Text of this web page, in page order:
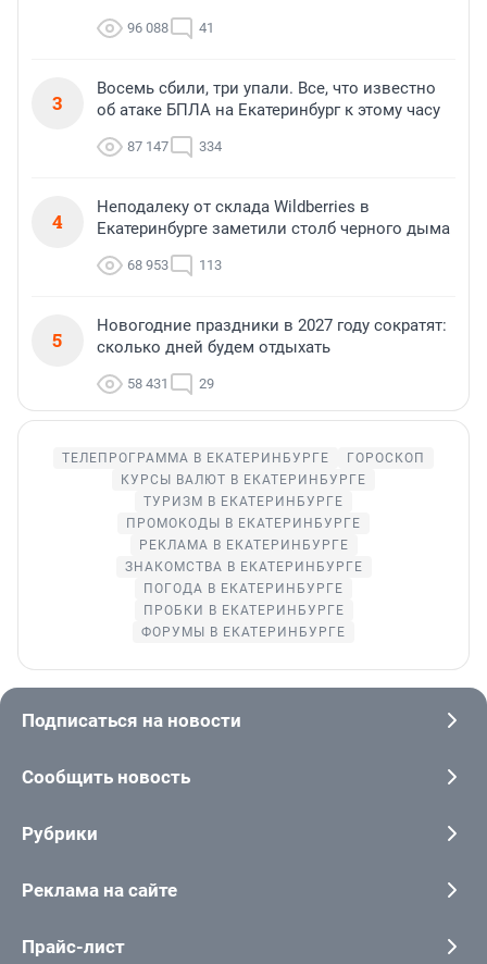
96 088 41
3
Восемь сбили, три упали. Все, что известно
об атаке БПЛА на Екатеринбург к этому часу
87 147 334
4
Неподалеку от склада Wildberries в
Екатеринбурге заметили столб черного дыма
68 953 113
5
Новогодние праздники в 2027 году сократят:
сколько дней будем отдыхать
58 431 29
ТЕЛЕПРОГРАММА В ЕКАТЕРИНБУРГЕ
ГОРОСКОП
КУРСЫ ВАЛЮТ В ЕКАТЕРИНБУРГЕ
ТУРИЗМ В ЕКАТЕРИНБУРГЕ
ПРОМОКОДЫ В ЕКАТЕРИНБУРГЕ
РЕКЛАМА В ЕКАТЕРИНБУРГЕ
ЗНАКОМСТВА В ЕКАТЕРИНБУРГЕ
ПОГОДА В ЕКАТЕРИНБУРГЕ
ПРОБКИ В ЕКАТЕРИНБУРГЕ
ФОРУМЫ В ЕКАТЕРИНБУРГЕ
Подписаться на новости
Сообщить новость
Рубрики
Реклама на сайте
Прайс-лист